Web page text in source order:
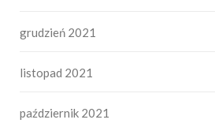
grudzień 2021
listopad 2021
październik 2021